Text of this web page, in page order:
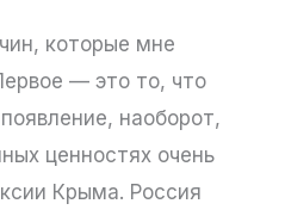
которые мне
— это то, что
наоборот,
ценностях очень
Крыма. Россия